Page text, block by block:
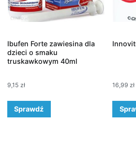
Ibufen Forte zawiesina dla
dzieci o smaku
truskawkowym 40ml
9,15 zł
Sprawdź
16,99zł